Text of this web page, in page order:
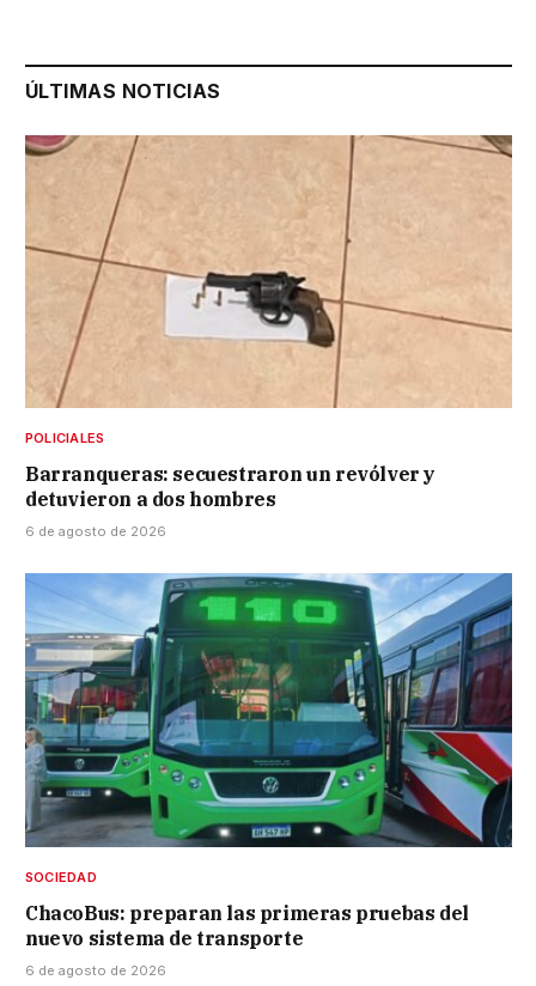
ÚLTIMAS NOTICIAS
POLICIALES
Barranqueras: secuestraron un revólver y
detuvieron a dos hombres
6 de agosto de 2026
SOCIEDAD
ChacoBus: preparan las primeras pruebas del
nuevo sistema de transporte
6 de agosto de 2026